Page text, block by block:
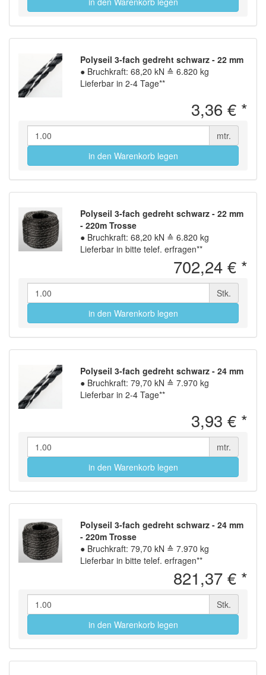
Polyseil 3-fach gedreht schwarz - 22 mm
● Bruchkraft: 68,20 kN ≙ 6.820 kg
Lieferbar in 2-4 Tage**
3,36 € *
mtr.
in den Warenkorb legen
Polyseil 3-fach gedreht schwarz - 22 mm
- 220m Trosse
● Bruchkraft: 68,20 kN ≙ 6.820 kg
Lieferbar in bitte telef. erfragen**
702,24 € *
Stk.
in den Warenkorb legen
Polyseil 3-fach gedreht schwarz - 24 mm
● Bruchkraft: 79,70 kN ≙ 7.970 kg
Lieferbar in 2-4 Tage**
3,93 € *
mtr.
in den Warenkorb legen
Polyseil 3-fach gedreht schwarz - 24 mm
- 220m Trosse
● Bruchkraft: 79,70 kN ≙ 7.970 kg
Lieferbar in bitte telef. erfragen**
821,37 € *
Stk.
in den Warenkorb legen